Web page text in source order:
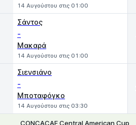
14 Αυγούστου στις 01:00
Σάντος
-
Μακαρά
14 Αυγούστου στις 01:00
Σιενσιάνο
-
Μποταφόγκο
14 Αυγούστου στις 03:30
CONCACAF Central American Cup